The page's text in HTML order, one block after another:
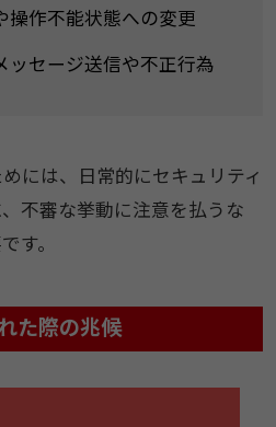
操作不能状態への変更
ッセージ送信や不正行為
には、日常的にセキュリティ
不審な挙動に注意を払うな
す。​​
た際の兆候